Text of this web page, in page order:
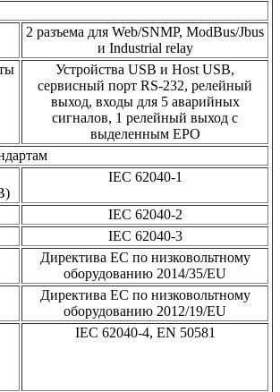
2 разъема для Web/SNMP, ModBus/Jbus
и Industrial relay
Устройства USB и Host USB,
сервисный порт RS-232, релейный
выход, входы для 5 аварийных
сигналов, 1 релейный выход с
выделенным EPO
IEC 62040-1
IEC 62040-2
IEC 62040-3
Директива ЕС по низковольтному
оборудованию 2014/35/EU
Директива ЕС по низковольтному
оборудованию 2012/19/EU
IEC 62040-4, EN 50581